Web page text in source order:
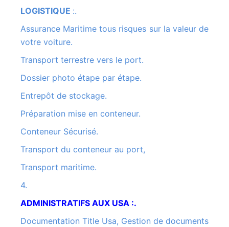
LOGISTIQUE :.
Assurance Maritime tous risques sur la valeur de
votre voiture.
Transport terrestre vers le port.
Dossier photo étape par étape.
Entrepôt de stockage.
Préparation mise en conteneur.
Conteneur Sécurisé.
Transport du conteneur au port,
Transport maritime.
4.
ADMINISTRATIFS AUX USA :.
Documentation Title Usa, Gestion de documents